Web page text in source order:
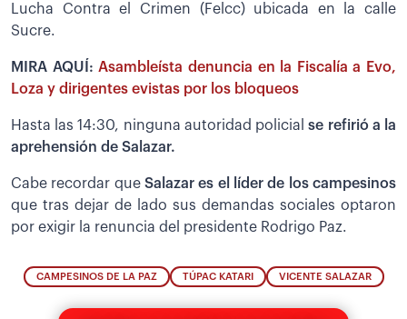
Lucha Contra el Crimen (Felcc) ubicada en la calle
Sucre.
MIRA AQUÍ:Asambleísta denuncia en la Fiscalía a Evo,
Loza y dirigentes evistas por los bloqueos
Hasta las 14:30, ninguna autoridad policial se refirió a la
aprehensión de Salazar.
Cabe recordar queSalazar es el líder de los campesinos
que tras dejar de lado sus demandas sociales optaron
por exigir la renuncia del presidente Rodrigo Paz.
CAMPESINOS DE LA PAZ TÚPAC KATARI VICENTE SALAZAR